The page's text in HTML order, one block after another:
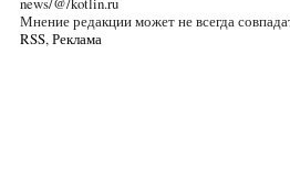
Мнение редакции может не всегда
RSS,Реклама